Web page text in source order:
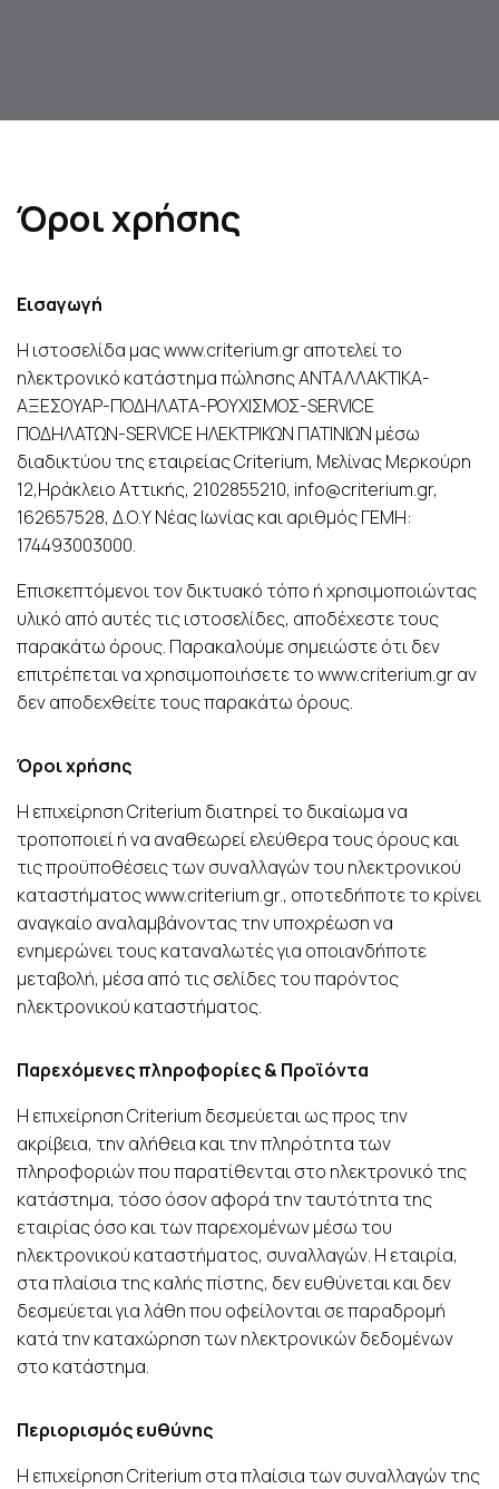
Όροι χρήσης
Εισαγωγή
Η ιστοσελίδα μας www.criterium.gr αποτελεί το
ηλεκτρονικό κατάστημα πώλησης ΑΝΤΑΛΛΑΚΤΙΚΑ-
ΑΞΕΣΟΥΑΡ-ΠΟΔΗΛΑΤΑ-ΡΟΥΧΙΣΜΟΣ-SERVICE
ΠΟΔΗΛΑΤΩΝ-SERVICE ΗΛΕΚΤΡΙΚΩΝ ΠΑΤΙΝΙΩΝ μέσω
διαδικτύου της εταιρείας Criterium, Μελίνας Μερκούρη
12,Ηράκλειο Αττικής, 2102855210, info@criterium.gr,
162657528, Δ.Ο.Υ Νέας Ιωνίας και αριθμός ΓΕΜΗ:
174493003000.
Επισκεπτόμενοι τον δικτυακό τόπο ή χρησιμοποιώντας
υλικό από αυτές τις ιστοσελίδες, αποδέχεστε τους
παρακάτω όρους. Παρακαλούμε σημειώστε ότι δεν
επιτρέπεται να χρησιμοποιήσετε το www.criterium.gr αν
δεν αποδεχθείτε τους παρακάτω όρους.
Όροι χρήσης
Η επιχείρηση Criterium διατηρεί το δικαίωμα να
τροποποιεί ή να αναθεωρεί ελεύθερα τους όρους και
τις προϋποθέσεις των συναλλαγών του ηλεκτρονικού
καταστήματος www.criterium.gr., οποτεδήποτε το κρίνει
αναγκαίο αναλαμβάνοντας την υποχρέωση να
ενημερώνει τους καταναλωτές για οποιανδήποτε
μεταβολή, μέσα από τις σελίδες του παρόντος
ηλεκτρονικού καταστήματος.
Παρεχόμενες πληροφορίες & Προϊόντα
H επιχείρηση Criterium δεσμεύεται ως προς την
ακρίβεια, την αλήθεια και την πληρότητα των
πληροφοριών που παρατίθενται στο ηλεκτρονικό της
κατάστημα, τόσο όσον αφορά την ταυτότητα της
εταιρίας όσο και των παρεχομένων μέσω του
ηλεκτρονικού καταστήματος, συναλλαγών. Η εταιρία,
στα πλαίσια της καλής πίστης, δεν ευθύνεται και δεν
δεσμεύεται για λάθη που οφείλονται σε παραδρομή
κατά την καταχώρηση των ηλεκτρονικών δεδομένων
στο κατάστημα.
Περιορισμός ευθύνης
Η επιχείρηση Criterium στα πλαίσια των συναλλαγών της